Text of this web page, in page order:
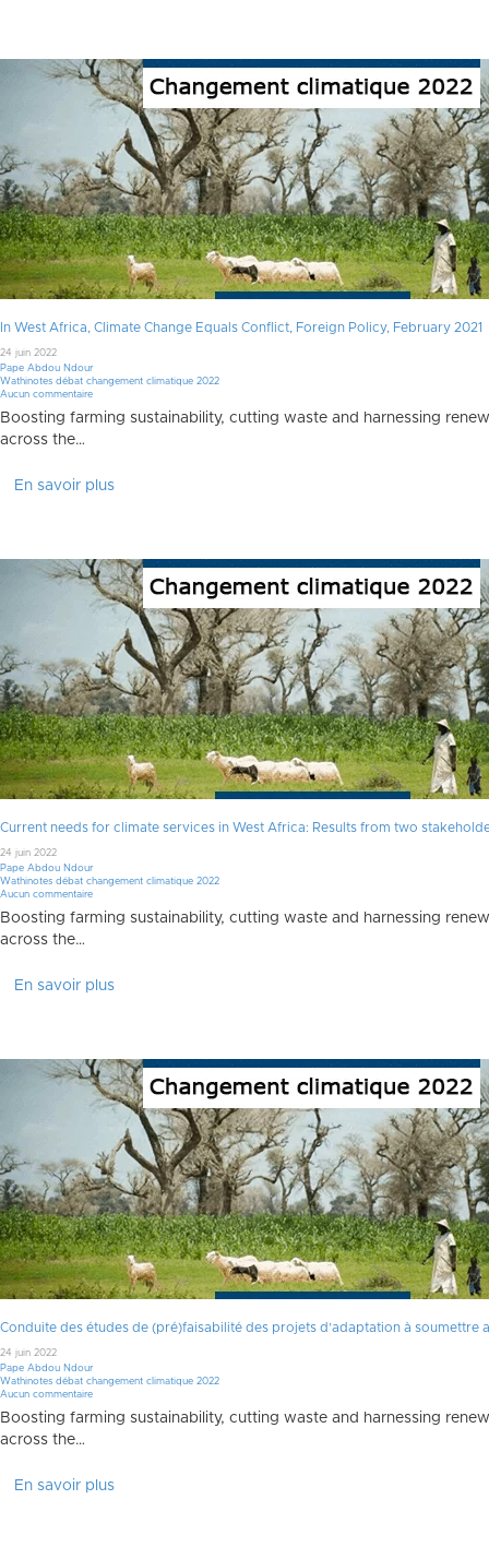
In West Africa, Climate Change Equals Conflict, Foreign Policy, February 2021
24 juin 2022
Pape Abdou Ndour
Wathinotes débat changement climatique 2022
Aucun commentaire
Boosting farming sustainability, cutting waste and harnessing
across the…
En savoir plus
Current needs for climate services in West Africa: Results from two
24 juin 2022
Pape Abdou Ndour
Wathinotes débat changement climatique 2022
Aucun commentaire
Boosting farming sustainability, cutting waste and harnessing
across the…
En savoir plus
Conduite des études de (pré)faisabilité des projets d’adaptation à soumettre
24 juin 2022
Pape Abdou Ndour
Wathinotes débat changement climatique 2022
Aucun commentaire
Boosting farming sustainability, cutting waste and harnessing
across the…
En savoir plus